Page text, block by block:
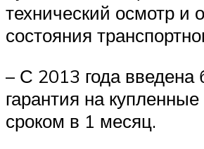
технический осмотр и
состояния
– С 2013 года введена
гарантия на
сроком в 1 месяц.